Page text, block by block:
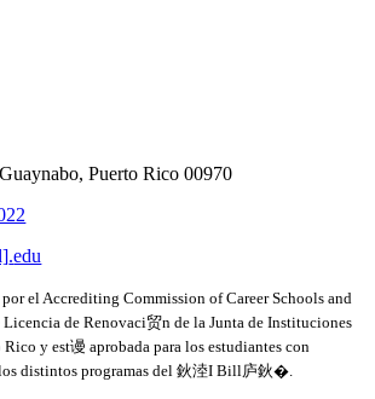
Guaynabo, Puerto Rico 00970
.edu
el Accrediting Commission of Career Schools and
Licencia de Renovaci贸n de la Junta de Instituciones
Rico y est谩 aprobada para los estudiantes con
distintos programas del 鈥淕I Bill庐鈥�.